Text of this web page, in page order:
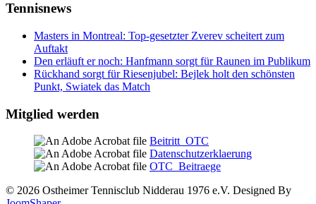
Tennisnews
Masters in Montreal: Top-gesetzter Zverev scheitert zum
Auftakt
Den erläuft er noch: Hanfmann sorgt für Raunen im Publikum
Rückhand sorgt für Riesenjubel: Bejlek holt den schönsten
Punkt, Swiatek das Match
Mitglied werden
Beitritt_OTC
Datenschutzerklaerung
OTC_Beitraege
© 2026 Ostheimer Tennisclub Nidderau 1976 e.V. Designed By